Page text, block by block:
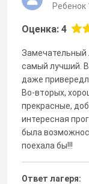
Ребенок
Оценка: 4
Замечательный
самый лучший.
даже
Во-вторых,
прекрасные,
интересная
была
поехала бы!!!
Ответ лагеря: